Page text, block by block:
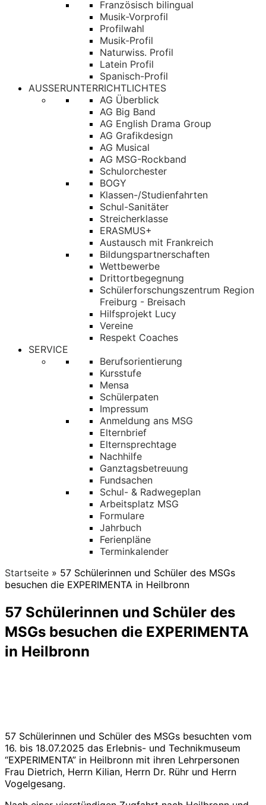
Französisch bilingual
Musik-Vorprofil
Profilwahl
Musik-Profil
Naturwiss. Profil
Latein Profil
Spanisch-Profil
AUSSERUNTERRICHTLICHTES
AG Überblick
AG Big Band
AG English Drama Group
AG Grafikdesign
AG Musical
AG MSG-Rockband
Schulorchester
BOGY
Klassen-/Studienfahrten
Schul-Sanitäter
Streicherklasse
ERASMUS+
Austausch mit Frankreich
Bildungspartnerschaften
Wettbewerbe
Drittortbegegnung
Schülerforschungszentrum Region
Freiburg - Breisach
Hilfsprojekt Lucy
Vereine
Respekt Coaches
SERVICE
Berufsorientierung
Kursstufe
Mensa
Schülerpaten
Impressum
Anmeldung ans MSG
Elternbrief
Elternsprechtage
Nachhilfe
Ganztagsbetreuung
Fundsachen
Schul- & Radwegeplan
Arbeitsplatz MSG
Formulare
Jahrbuch
Ferienpläne
Terminkalender
Startseite » 57 Schülerinnen und Schüler des MSGs
besuchen die EXPERIMENTA in Heilbronn
57 Schülerinnen und Schüler des
MSGs besuchen die EXPERIMENTA
in Heilbronn
57 Schülerinnen und Schüler des MSGs besuchten vom
16. bis 18.07.2025 das Erlebnis- und Technikmuseum
“EXPERIMENTA” in Heilbronn mit ihren Lehrpersonen
Frau Dietrich, Herrn Kilian, Herrn Dr. Rühr und Herrn
Vogelgesang.